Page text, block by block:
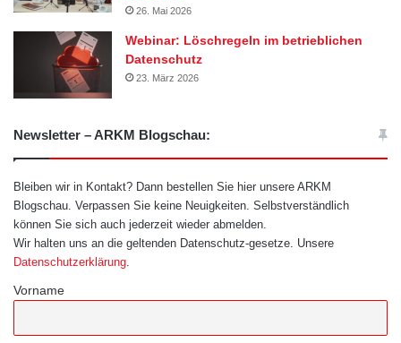
26. Mai 2026
Webinar: Löschregeln im betrieblichen
Datenschutz
23. März 2026
Newsletter – ARKM Blogschau:
Bleiben wir in Kontakt? Dann bestellen Sie hier unsere ARKM
Blogschau. Verpassen Sie keine Neuigkeiten. Selbstverständlich
können Sie sich auch jederzeit wieder abmelden.
Wir halten uns an die geltenden Datenschutz-gesetze. Unsere
Datenschutzerklärung
Vorname